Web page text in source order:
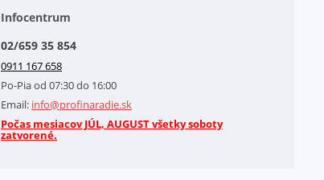
Infocentrum
02/659 35 854
0911 167 658
Po-Pia od 07:30 do 16:00
Email: info@profinaradie.sk
Počas mesiacov JÚL, AUGUST všetky soboty
zatvorené.